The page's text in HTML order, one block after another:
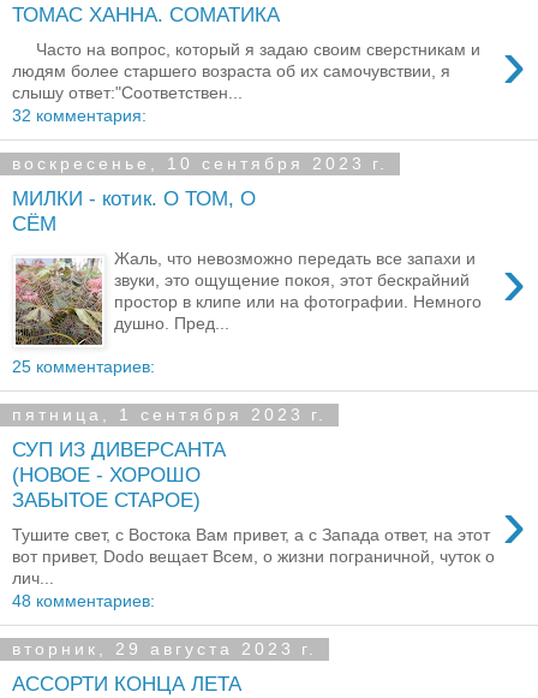
ТОМАС ХАННА. СОМАТИКА
›
Часто на вопрос, который я задаю своим сверстникам и
людям более старшего возраста об их самочувствии, я
слышу ответ:"Соответствен...
32 комментария:
воскресенье, 10 сентября 2023 г.
МИЛКИ - котик. О ТОМ, О
СЁМ
›
Жаль, что невозможно передать все запахи и
звуки, это ощущение покоя, этот бескрайний
простор в клипе или на фотографии. Немного
душно. Пред...
25 комментариев:
пятница, 1 сентября 2023 г.
СУП ИЗ ДИВЕРСАНТА
(НОВОЕ - ХОРОШО
ЗАБЫТОЕ СТАРОЕ)
›
Тушите свет, с Востока Вам привет, а с Запада ответ, на этот
вот привет, Dodo вещает Всем, о жизни пограничной, чуток о
лич...
48 комментариев:
вторник, 29 августа 2023 г.
АССОРТИ КОНЦА ЛЕТА